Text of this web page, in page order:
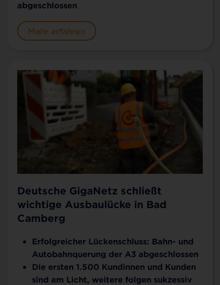
abgeschlossen
Mehr erfahren
Deutsche GigaNetz schließt
wichtige Ausbaulücke in Bad
Camberg
Erfolgreicher Lückenschluss: Bahn- und
Autobahnquerung der A3 abgeschlossen
Die ersten 1.500 Kundinnen und Kunden
sind am Licht, weitere folgen sukzessiv